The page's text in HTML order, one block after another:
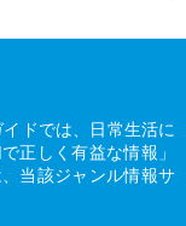
ドでは、日常生活に
正しく有益な情報」
当該ジャンル情報サ